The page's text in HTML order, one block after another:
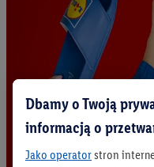
Dbamy o Twoją
informacją o
Jako operatorstron